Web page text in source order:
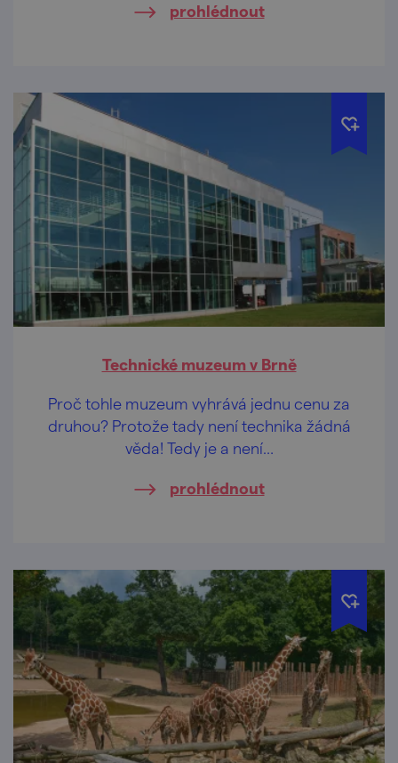
prohlédnout
Technické muzeum v Brně
Proč tohle muzeum vyhrává jednu cenu za
druhou? Protože tady není technika žádná
věda! Tedy je a není…
prohlédnout